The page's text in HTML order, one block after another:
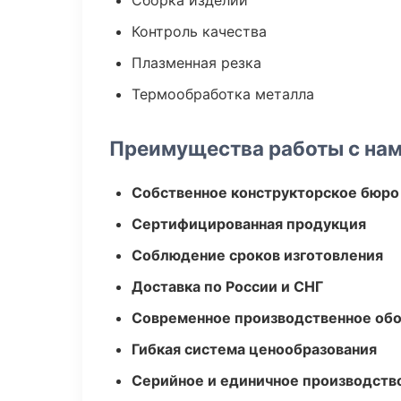
Контроль качества
Плазменная резка
Термообработка металла
Преимущества работы с
Собственное конструкторское бюро
Сертифицированная продукция
Соблюдение сроков изготовления
Доставка по России и СНГ
Современное производственное
Гибкая система ценообразования
Серийное и единичное